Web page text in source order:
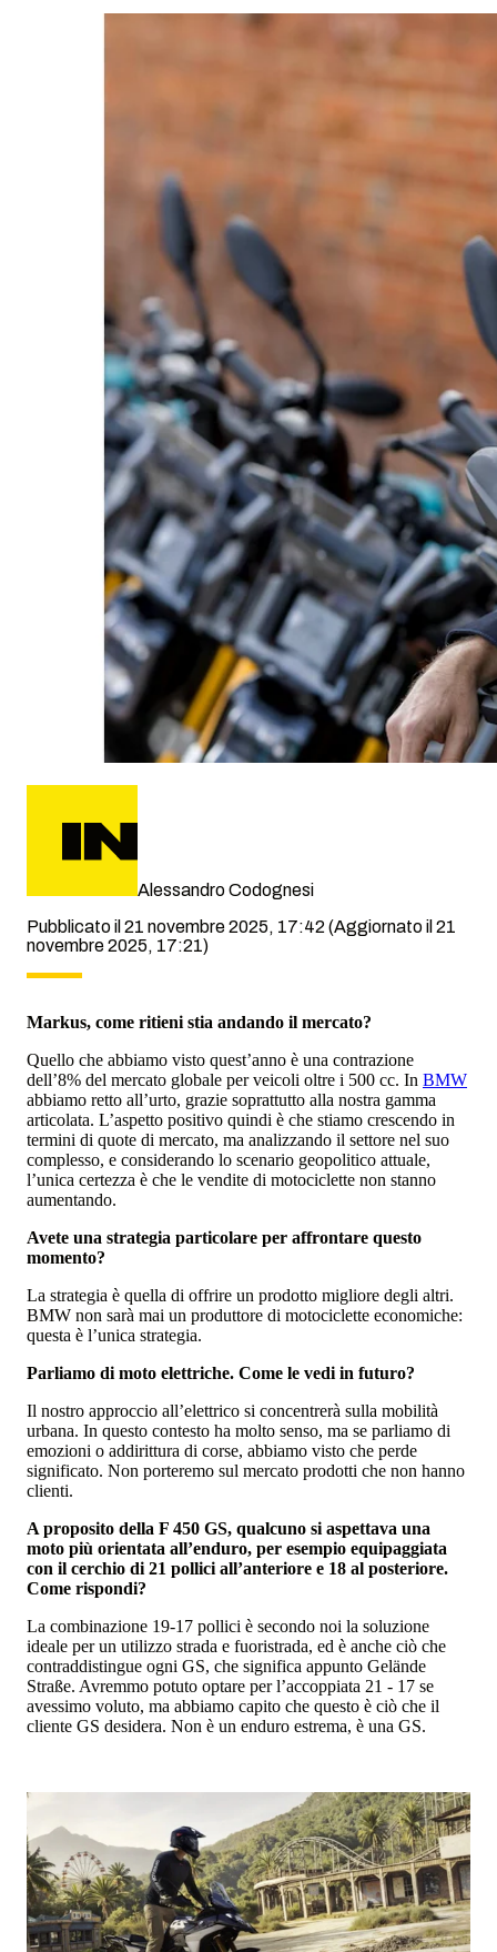
Alessandro Codognesi
Pubblicato il 21 novembre 2025, 17:42 (Aggiornato il 21
novembre 2025, 17:21)
Markus, come ritieni stia andando il mercato?
Quello che abbiamo visto quest’anno è una contrazione
dell’8% del mercato globale per veicoli oltre i 500 cc. In BMW
abbiamo retto all’urto, grazie soprattutto alla nostra gamma
articolata. L’aspetto positivo quindi è che stiamo crescendo in
termini di quote di mercato, ma analizzando il settore nel suo
complesso, e considerando lo scenario geopolitico attuale,
l’unica certezza è che le vendite di motociclette non stanno
aumentando.
Avete una strategia particolare per affrontare questo
momento?
La strategia è quella di offrire un prodotto migliore degli altri.
BMW non sarà mai un produttore di motociclette economiche:
questa è l’unica strategia.
Parliamo di moto elettriche. Come le vedi in futuro?
Il nostro approccio all’elettrico si concentrerà sulla mobilità
urbana. In questo contesto ha molto senso, ma se parliamo di
emozioni o addirittura di corse, abbiamo visto che perde
significato. Non porteremo sul mercato prodotti che non hanno
clienti.
A proposito della F 450 GS, qualcuno si aspettava una
moto più orientata all’enduro, per esempio equipaggiata
con il cerchio di 21 pollici all’anteriore e 18 al posteriore.
Come rispondi?
La combinazione 19-17 pollici è secondo noi la soluzione
ideale per un utilizzo strada e fuoristrada, ed è anche ciò che
contraddistingue ogni GS, che significa appunto Gelände
Straße. Avremmo potuto optare per l’accoppiata 21 - 17 se
avessimo voluto, ma abbiamo capito che questo è ciò che il
cliente GS desidera. Non è un enduro estrema, è una GS.